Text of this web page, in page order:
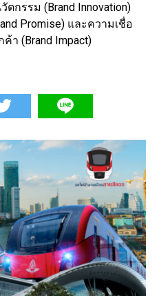
ตกรรม (Brand Innovation)
Promise) และความเชื่อ
า (Brand Impact)